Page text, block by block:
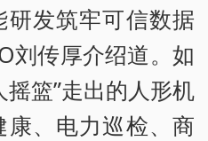
发筑牢可信数据
刘传厚介绍道。如
篮”走出的人形机
、电力巡检、商